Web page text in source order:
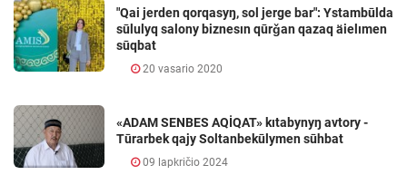
"Qai jerden qorqasyŋ, sol jerge bar": Ystambūlda
sūlulyq salony biznesın qūrǧan qazaq äielımen
sūqbat
20 vasario 2020
«ADAM SENBES AQİQAT» kıtabynyŋ avtory -
Tūrarbek qajy Soltanbekūlymen sūhbat
09 lapkričio 2024